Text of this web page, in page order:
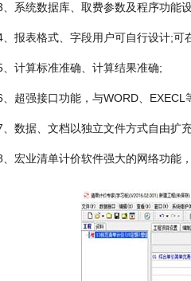
统数据库、取费参数及程序功能
表格式、字段用户可自行设计;可
计算标准准确、计算结果准确;
强接口功能，与WORD、EXECL
数据、文档以独立文件方式自由扩
业清单计价软件强大的网络功能，